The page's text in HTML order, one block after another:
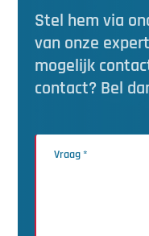
Stel hem via
van onze
mogelijk
contact? Bel